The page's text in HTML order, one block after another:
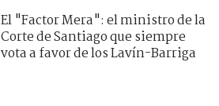
El "Factor Mera": el ministro de la
Corte de Santiago que siempre
vota a favor de los Lavín-Barriga